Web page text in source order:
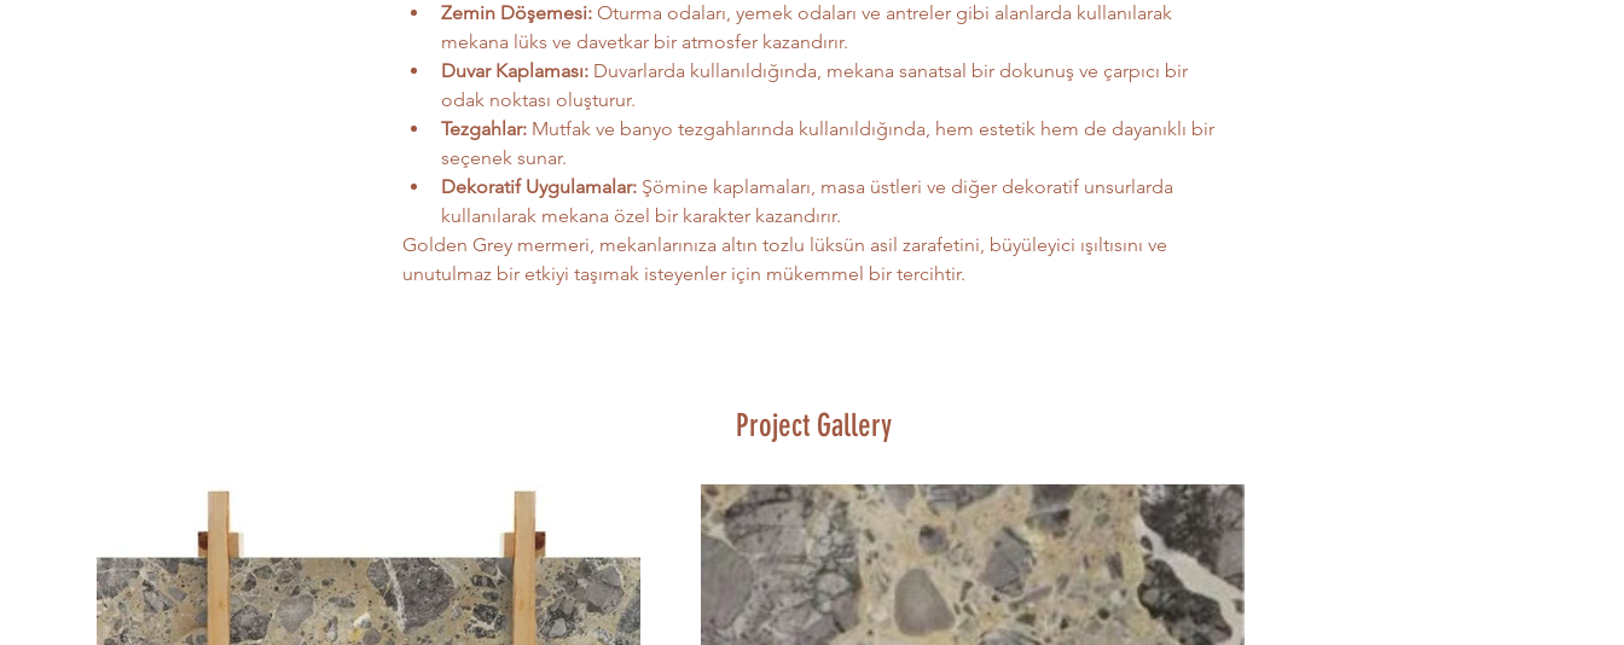
Zemin Döşemesi: Oturma odaları, yemek odaları ve antreler gibi alanlarda kullanılarak
mekana lüks ve davetkar bir atmosfer kazandırır.
Duvar Kaplaması: Duvarlarda kullanıldığında, mekana sanatsal bir dokunuş ve çarpıcı bir
odak noktası oluşturur.
Tezgahlar: Mutfak ve banyo tezgahlarında kullanıldığında, hem estetik hem de dayanıklı bir
seçenek sunar.
Dekoratif Uygulamalar: Şömine kaplamaları, masa üstleri ve diğer dekoratif unsurlarda
kullanılarak mekana özel bir karakter kazandırır.
Golden Grey mermeri, mekanlarınıza altın tozlu lüksün asil zarafetini, büyüleyici ışıltısını ve
unutulmaz bir etkiyi taşımak isteyenler için mükemmel bir tercihtir.
Project Gallery